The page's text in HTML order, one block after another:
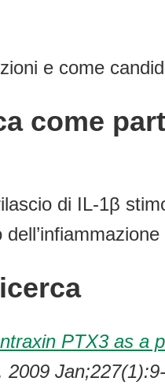
e come
come
di IL-1β
PTX3 as a
2009